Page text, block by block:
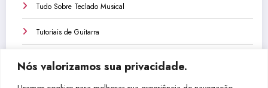
Nós valorizamos sua privacidade.
Tudo Sobre Teclado Musical
Tutoriais de Guitarra
Tutoriais de Violão